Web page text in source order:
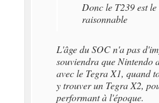
Donc le T239 est
raisonnable
L'âge du SOC n'a pas
souviendra que Nintendo
avec le Tegra X1, quand
y trouver un Tegra X2,
performant à l'époque.